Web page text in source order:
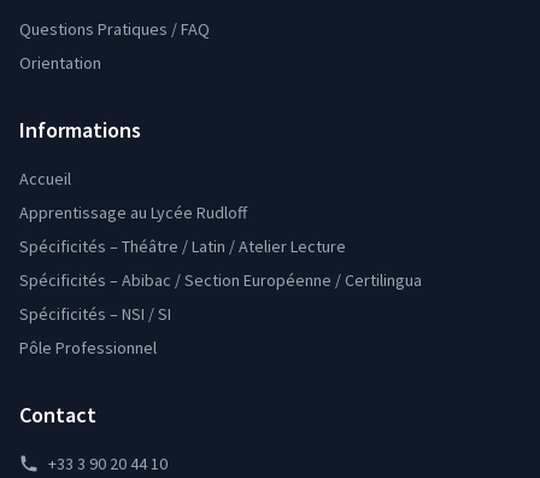
Questions Pratiques / FAQ
Orientation
Informations
Accueil
Apprentissage au Lycée Rudloff
Spécificités – Théâtre / Latin / Atelier Lecture
Spécificités – Abibac / Section Européenne / Certilingua
Spécificités – NSI / SI
Pôle Professionnel
Contact
+33 3 90 20 44 10